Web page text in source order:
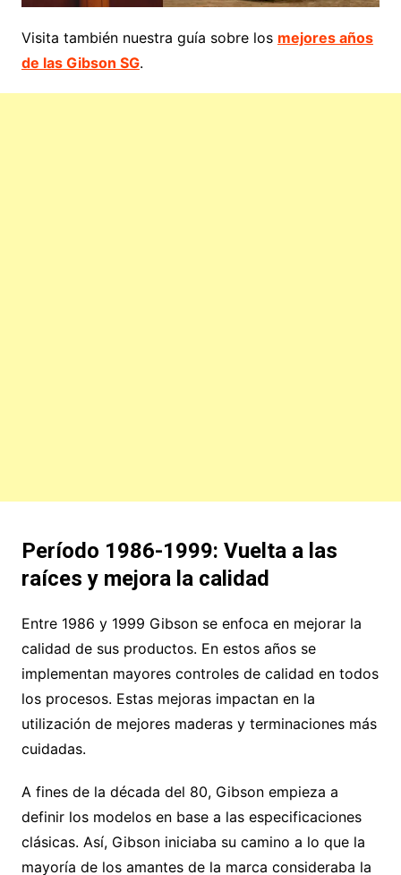
Visita también nuestra guía sobre los mejores años
de las Gibson SG.
Período 1986-1999: Vuelta a las
raíces y mejora la calidad
Entre 1986 y 1999 Gibson se enfoca en mejorar la
calidad de sus productos. En estos años se
implementan mayores controles de calidad en todos
los procesos. Estas mejoras impactan en la
utilización de mejores maderas y terminaciones más
cuidadas.
A fines de la década del 80, Gibson empieza a
definir los modelos en base a las especificaciones
clásicas. Así, Gibson iniciaba su camino a lo que la
mayoría de los amantes de la marca consideraba la